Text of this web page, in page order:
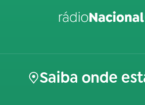
Saiba onde